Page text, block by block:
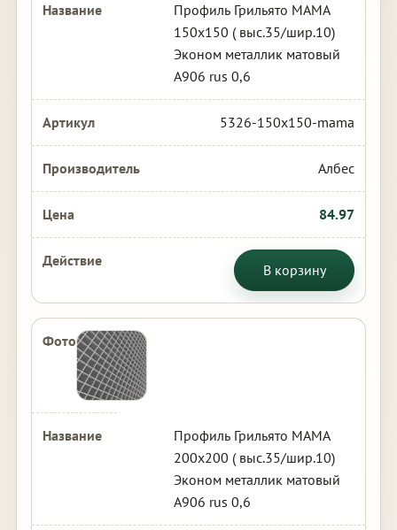
Профиль Грильято МАМА
150х150 ( выс.35/шир.10)
Эконом металлик матовый
А906 rus 0,6
5326-150x150-mama
Албес
84.97
В корзину
Профиль Грильято МАМА
200х200 ( выс.35/шир.10)
Эконом металлик матовый
А906 rus 0,6